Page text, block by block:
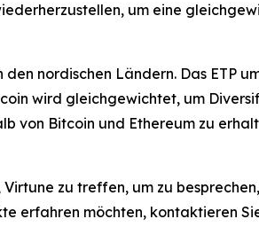
um eine
nordischen Ländern. Das ETP
wird gleichgewichtet, um
von Bitcoin und Ethereum zu
zu treffen, um zu
erfahren möchten, kontaktieren